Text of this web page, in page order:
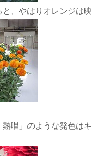
、やはりオレンジは映
熱唱」のような発色